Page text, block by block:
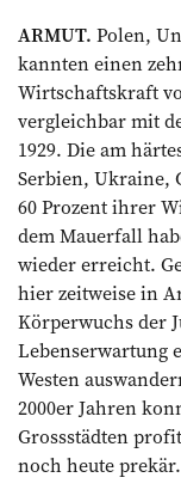
ARMUT. Polen,
kannten einen
Wirtschaftskraft
vergleichbar mit
1929. Die am
Serbien, Ukraine,
60 Prozent ihrer
dem Mauerfall
wieder erreicht.
hier zeitweise in
Körperwuchs der
Lebenserwartung
Westen
2000er Jahren
Grossstädten
noch heute prekär.